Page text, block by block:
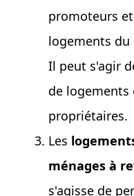
promoteurs
logements du
Il peut s'agir
de logements
propriétaires.
Les
ménages à
s'agisse de